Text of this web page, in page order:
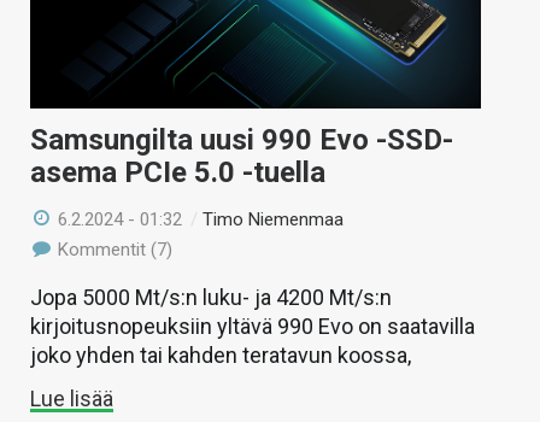
HAKU
Samsungilta uusi 990 Evo -SSD-
asema PCIe 5.0 -tuella
6.2.2024 - 01:32 /Timo Niemenmaa
Kommentit (7)
Jopa 5000 Mt/s:n luku- ja 4200 Mt/s:n
kirjoitusnopeuksiin yltävä 990 Evo on saatavilla
joko yhden tai kahden teratavun koossa,
Lue lisää